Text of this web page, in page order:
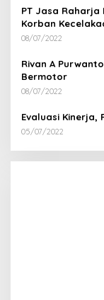
PT Jasa Raharja
Korban
08/07/2022
Rivan A
Bermotor
08/07/2022
Evaluasi Kinerja,
05/07/2022